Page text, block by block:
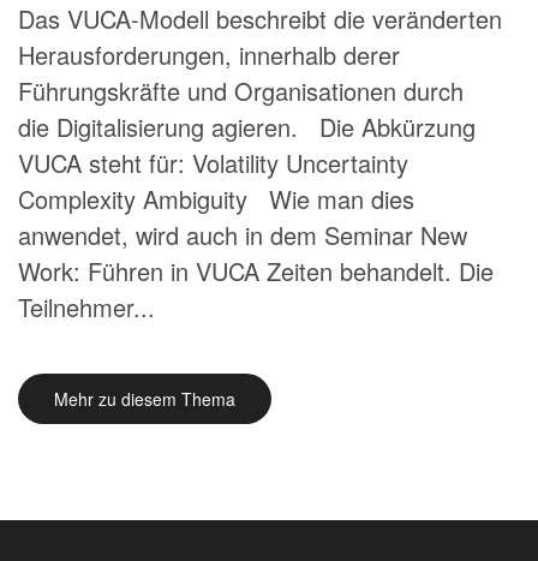
Das VUCA-Modell beschreibt die veränderten
Herausforderungen, innerhalb derer
Führungskräfte und Organisationen durch
die Digitalisierung agieren. Die Abkürzung
VUCA steht für: Volatility Uncertainty
Complexity Ambiguity Wie man dies
anwendet, wird auch in dem Seminar New
Work: Führen in VUCA Zeiten behandelt. Die
Teilnehmer...
Mehr zu diesem Thema